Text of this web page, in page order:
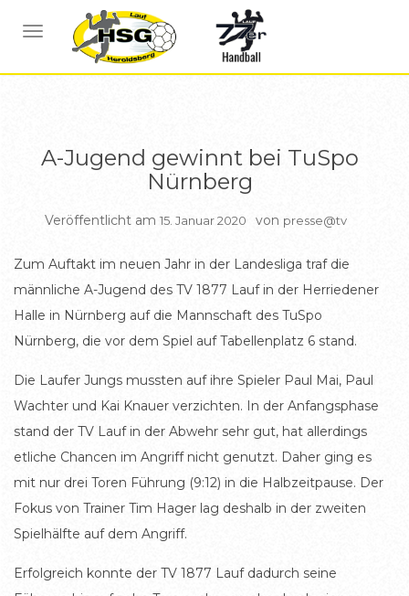
NAVIGATION UMSCHALTEN
ALLGEMEIN
A-Jugend gewinnt bei TuSpo
Nürnberg
Veröffentlicht am 15. Januar 2020 von presse@tv
Zum Auftakt im neuen Jahr in der Landesliga traf die
männliche A-Jugend des TV 1877 Lauf in der Herriedener
Halle in Nürnberg auf die Mannschaft des TuSpo
Nürnberg, die vor dem Spiel auf Tabellenplatz 6 stand.
Die Laufer Jungs mussten auf ihre Spieler Paul Mai, Paul
Wachter und Kai Knauer verzichten. In der Anfangsphase
stand der TV Lauf in der Abwehr sehr gut, hat allerdings
etliche Chancen im Angriff nicht genutzt. Daher ging es
mit nur drei Toren Führung (9:12) in die Halbzeitpause. Der
Fokus von Trainer Tim Hager lag deshalb in der zweiten
Spielhälfte auf dem Angriff.
Erfolgreich konnte der TV 1877 Lauf dadurch seine